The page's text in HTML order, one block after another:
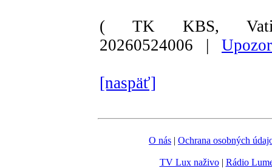
( TK KBS,
20260524006 |
[naspäť]
O nás | Ochrana osobných
TV Lux naživo| Rádio